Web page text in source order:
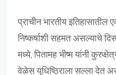
प्राचीन भारतीय इतिहासातील
निष्कर्षाशी सहमत असल्याचे
मध्ये, पितामह भीष्म यांनी
वेळेस युधिष्ठिराला सल्ला